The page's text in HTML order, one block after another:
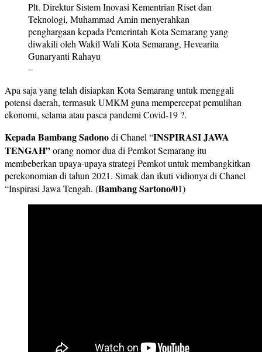
Plt. Direktur Sistem Inovasi Kementrian Riset dan
Teknologi, Muhammad Amin menyerahkan
penghargaan kepada Pemerintah Kota Semarang yang
diwakili oleh Wakil Wali Kota Semarang, Hevearita
Gunaryanti Rahayu
–
Apa saja yang telah disiapkan Kota Semarang untuk menggali
potensi daerah, termasuk UMKM guna mempercepat pemulihan
ekonomi, selama atau pasca pandemi Covid-19 ?.
Kepada Bambang Sadonodi Chanel “INSPIRASI JAWA
TENGAH”orang nomor dua di Pemkot Semarang itu
membeberkan upaya-upaya strategi Pemkot untuk membangkitkan
perekonomian di tahun 2021. Simak dan ikuti vidionya di Chanel
“Inspirasi Jawa Tengah. (Bambang Sartono/01)